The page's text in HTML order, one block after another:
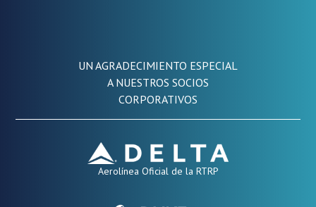
UN AGRADECIMIENTO ESPECIAL
A NUESTROS SOCIOS
CORPORATIVOS
Aerolínea Oficial de la RTRP